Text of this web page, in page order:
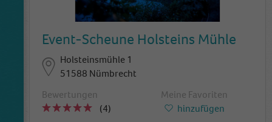
Event-Scheune Holsteins Mühle
Holsteinsmühle 1
51588 Nümbrecht
Bewertungen
(4)
Meine Favoriten
hinzufügen